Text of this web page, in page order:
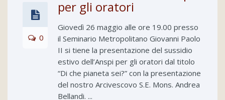
0
per gli oratori
Giovedì 26 maggio alle ore 19.00 presso
il Seminario Metropolitano Giovanni Paolo
II si tiene la presentazione del sussidio
estivo dell’Anspi per gli oratori dal titolo
“Di che pianeta sei?” con la presentazione
del nostro Arcivescovo S.E. Mons. Andrea
Bellandi. ...